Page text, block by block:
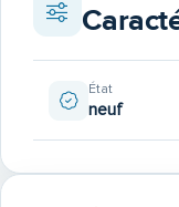
État
neuf